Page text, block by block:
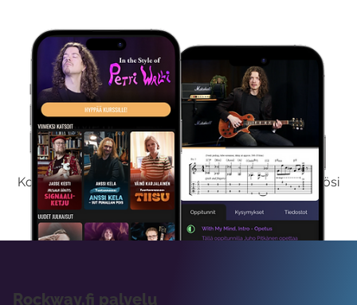
Kokeile Ilmaiseksi
Kokeilemalla ilmaiseksi saat koko sisältömme käyttöösi
viikon ajaksi.
Rockway.fi palvelu